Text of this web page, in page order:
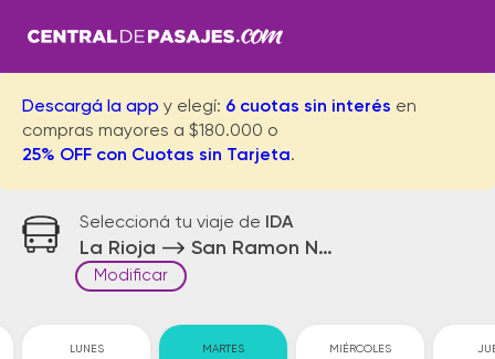
Descargá la app y elegí: 6 cuotas sin interés en
compras mayores a $180.000 o
25% OFF con Cuotas sin Tarjeta.
Seleccioná tu viaje de IDA
La Rioja San Ramon Nueva Oran
Modificar
LUNES MARTES MIÉRCOLES